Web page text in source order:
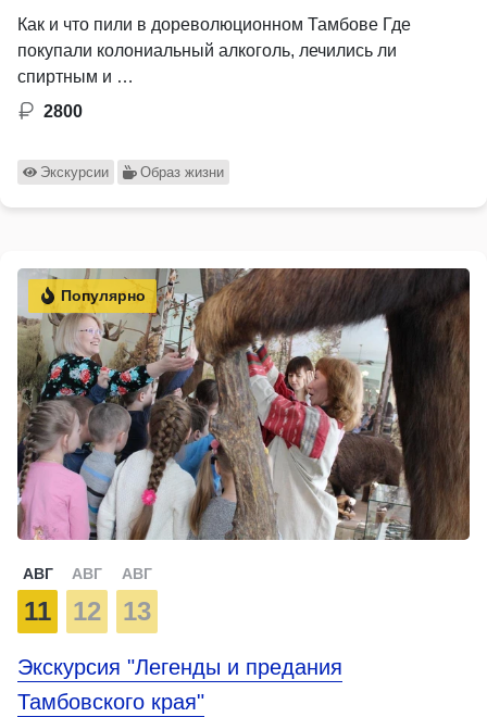
Как и что пили в дореволюционном Тамбове Где
покупали колониальный алкоголь, лечились ли
спиртным и …
2800
Экскурсии Образ жизни
Популярно
АВГ
11
АВГ
12
АВГ
13
Экскурсия "Легенды и предания
Тамбовского края"